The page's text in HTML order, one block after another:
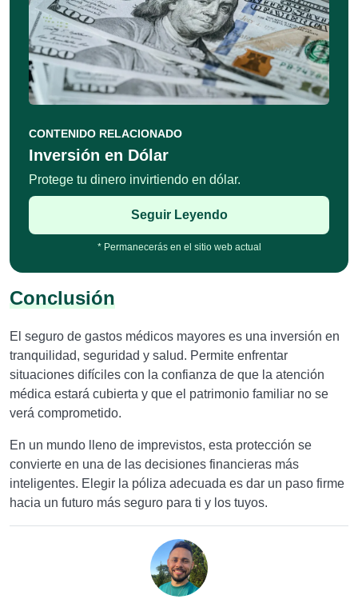
CONTENIDO RELACIONADO
Inversión en Dólar
Protege tu dinero invirtiendo en dólar.
Seguir Leyendo
* Permanecerás en el sitio web actual
Conclusión
El seguro de gastos médicos mayores es una inversión en
tranquilidad, seguridad y salud. Permite enfrentar
situaciones difíciles con la confianza de que la atención
médica estará cubierta y que el patrimonio familiar no se
verá comprometido.
En un mundo lleno de imprevistos, esta protección se
convierte en una de las decisiones financieras más
inteligentes. Elegir la póliza adecuada es dar un paso firme
hacia un futuro más seguro para ti y los tuyos.